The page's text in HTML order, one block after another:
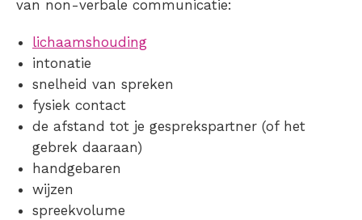
van non-verbale communicatie:
lichaamshouding
intonatie
snelheid van spreken
fysiek contact
de afstand tot je gesprekspartner (of het
gebrek daaraan)
handgebaren
wijzen
spreekvolume